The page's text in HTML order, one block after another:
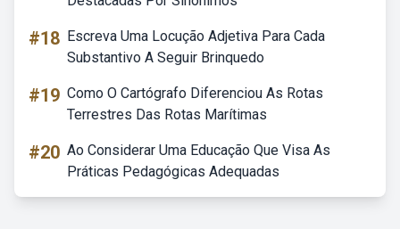
#18 Escreva Uma Locução Adjetiva Para Cada
Substantivo A Seguir Brinquedo
#19 Como O Cartógrafo Diferenciou As Rotas
Terrestres Das Rotas Marítimas
#20 Ao Considerar Uma Educação Que Visa As
Práticas Pedagógicas Adequadas